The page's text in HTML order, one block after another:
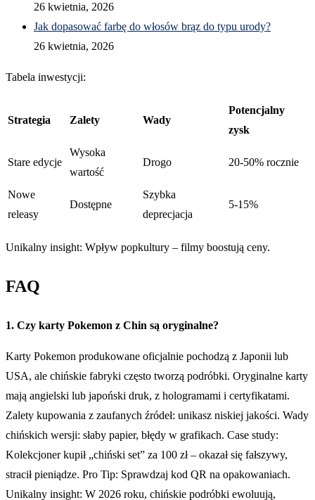
26 kwietnia, 2026
Jak dopasować farbę do włosów brąz do typu urody?
26 kwietnia, 2026
Tabela inwestycji:
Strategia Zalety Wady
Potencjalny
zysk
Stare edycje
Wysoka
wartość
Drogo 20-50% rocznie
Nowe
releasy
Dostępne
Szybka
deprecjacja
5-15%
Unikalny insight: Wpływ popkultury – filmy boostują ceny.
FAQ
1. Czy karty Pokemon z Chin są oryginalne?
Karty Pokemon produkowane oficjalnie pochodzą z Japonii lub
USA, ale chińskie fabryki często tworzą podróbki. Oryginalne karty
mają angielski lub japoński druk, z hologramami i certyfikatami.
Zalety kupowania z zaufanych źródeł: unikasz niskiej jakości. Wady
chińskich wersji: słaby papier, błędy w grafikach. Case study:
Kolekcjoner kupił „chiński set” za 100 zł – okazał się fałszywy,
stracił pieniądze. Pro Tip: Sprawdzaj kod QR na opakowaniach.
Unikalny insight: W 2026 roku, chińskie podróbki ewoluują,